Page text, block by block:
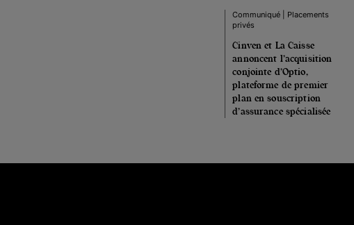
Communiqué | Placements
privés
Cinven et La Caisse
annoncent l’acquisition
conjointe d’Optio,
plateforme de premier
plan en souscription
d’assurance spécialisée